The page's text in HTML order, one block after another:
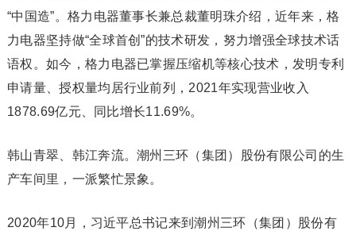
“中国造”。格力电器董事长兼总裁董明珠介绍，近年来，格
力电器坚持做“全球首创”的技术研发，努力增强全球技术话
语权。如今，格力电器已掌握压缩机等核心技术，发明专利
申请量、授权量均居行业前列，2021年实现营业收入
1878.69亿元、同比增长11.69%。
韩山青翠、韩江奔流。潮州三环（集团）股份有限公司的生
产车间里，一派繁忙景象。
2020年10月，习近平总书记来到潮州三环（集团）股份有